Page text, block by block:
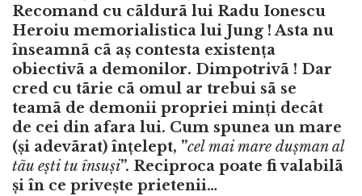
Recomand cu cãldurã lui Radu Ionescu
Heroiu memorialistica lui Jung ! Asta nu
înseamnã cã aș contesta existența
obiectivã a demonilor. Dimpotrivã ! Dar
cred cu tãrie cã omul ar trebui sã se
teamã de demonii propriei minți decât
de cei din afara lui. Cum spunea un mare
(și adevãrat) înțelept, ”cel mai mare dușman al
tãu ești tu însuși”. Reciproca poate fi valabilã
și în ce privește prietenii…